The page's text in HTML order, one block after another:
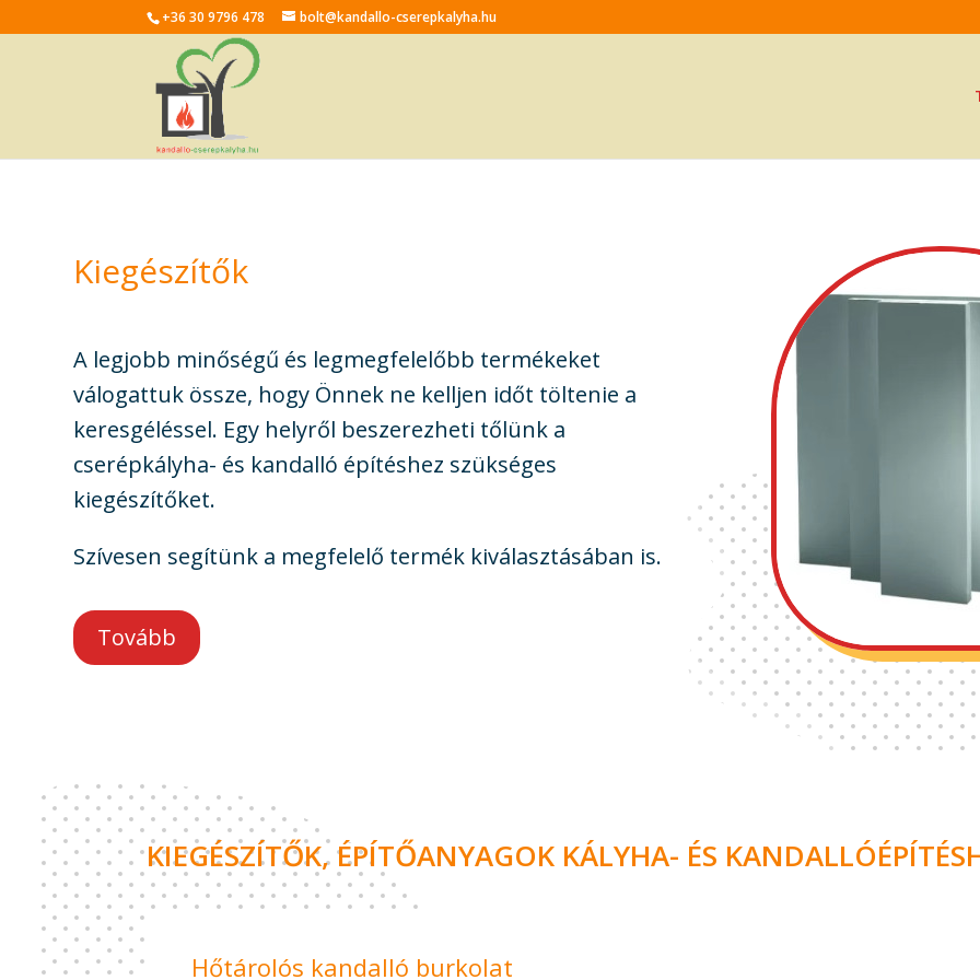
+36 30 9796 478 bolt@kandallo-cserepkalyha.hu
Kiegészítők
A legjobb minőségű és legmegfelelőbb termékeket
válogattuk össze, hogy Önnek ne kelljen időt töltenie a
keresgéléssel. Egy helyről beszerezheti tőlünk a
cserépkályha- és kandalló építéshez szükséges
kiegészítőket.
Szívesen segítünk a megfelelő termék kiválasztásában is.
Tovább
KIEGÉSZÍTŐK, ÉPÍTŐANYAGOK KÁLYHA- ÉS
Hőtárolós kandalló burkolat